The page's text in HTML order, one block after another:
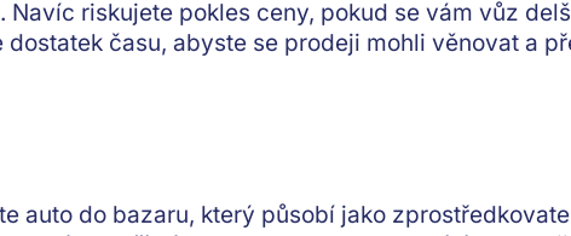
Navíc riskujete pokles ceny, pokud se vám vůz
času, abyste se prodeji mohli věnovat a
auto do bazaru, který působí jako